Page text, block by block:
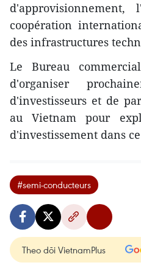
coopération
des infrastructures
Le Bureau
d'organiser
d'investisseurs et de
au Vietnam pour
d'investissement dans
#semi-conducteurs
Theo dõi VietnamPlus